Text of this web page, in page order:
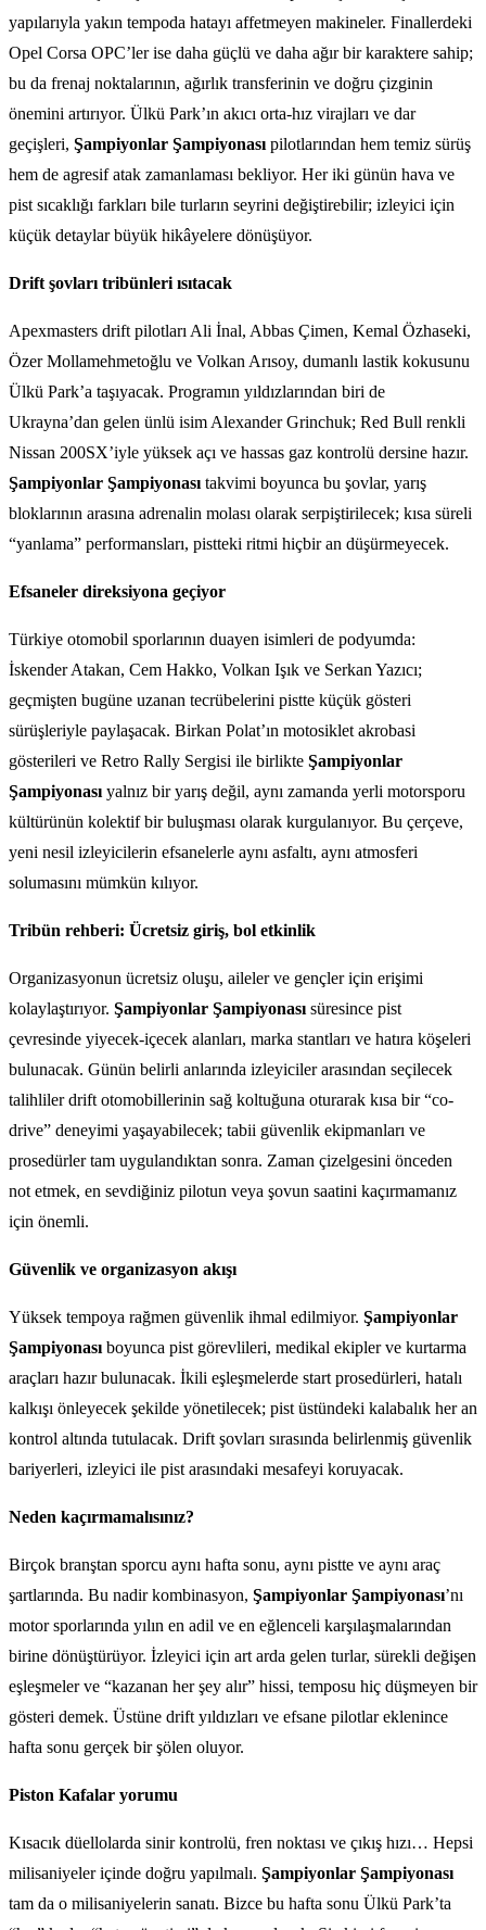
yapılarıyla yakın tempoda hatayı affetmeyen makineler. Finallerdeki
Opel Corsa OPC’ler ise daha güçlü ve daha ağır bir karaktere sahip;
bu da frenaj noktalarının, ağırlık transferinin ve doğru çizginin
önemini artırıyor. Ülkü Park’ın akıcı orta-hız virajları ve dar
geçişleri, Şampiyonlar Şampiyonası pilotlarından hem temiz sürüş
hem de agresif atak zamanlaması bekliyor. Her iki günün hava ve
pist sıcaklığı farkları bile turların seyrini değiştirebilir; izleyici için
küçük detaylar büyük hikâyelere dönüşüyor.
Drift şovları tribünleri ısıtacak
Apexmasters drift pilotları Ali İnal, Abbas Çimen, Kemal Özhaseki,
Özer Mollamehmetoğlu ve Volkan Arısoy, dumanlı lastik kokusunu
Ülkü Park’a taşıyacak. Programın yıldızlarından biri de
Ukrayna’dan gelen ünlü isim Alexander Grinchuk; Red Bull renkli
Nissan 200SX’iyle yüksek açı ve hassas gaz kontrolü dersine hazır.
Şampiyonlar Şampiyonası takvimi boyunca bu şovlar, yarış
bloklarının arasına adrenalin molası olarak serpiştirilecek; kısa süreli
“yanlama” performansları, pistteki ritmi hiçbir an düşürmeyecek.
Efsaneler direksiyona geçiyor
Türkiye otomobil sporlarının duayen isimleri de podyumda:
İskender Atakan, Cem Hakko, Volkan Işık ve Serkan Yazıcı;
geçmişten bugüne uzanan tecrübelerini pistte küçük gösteri
sürüşleriyle paylaşacak. Birkan Polat’ın motosiklet akrobasi
gösterileri ve Retro Rally Sergisi ile birlikte Şampiyonlar
Şampiyonası yalnız bir yarış değil, aynı zamanda yerli motorsporu
kültürünün kolektif bir buluşması olarak kurgulanıyor. Bu çerçeve,
yeni nesil izleyicilerin efsanelerle aynı asfaltı, aynı atmosferi
solumasını mümkün kılıyor.
Tribün rehberi: Ücretsiz giriş, bol etkinlik
Organizasyonun ücretsiz oluşu, aileler ve gençler için erişimi
kolaylaştırıyor. Şampiyonlar Şampiyonası süresince pist
çevresinde yiyecek-içecek alanları, marka stantları ve hatıra köşeleri
bulunacak. Günün belirli anlarında izleyiciler arasından seçilecek
talihliler drift otomobillerinin sağ koltuğuna oturarak kısa bir “co-
drive” deneyimi yaşayabilecek; tabii güvenlik ekipmanları ve
prosedürler tam uygulandıktan sonra. Zaman çizelgesini önceden
not etmek, en sevdiğiniz pilotun veya şovun saatini kaçırmamanız
için önemli.
Güvenlik ve organizasyon akışı
Yüksek tempoya rağmen güvenlik ihmal edilmiyor. Şampiyonlar
Şampiyonası boyunca pist görevlileri, medikal ekipler ve kurtarma
araçları hazır bulunacak. İkili eşleşmelerde start prosedürleri, hatalı
kalkışı önleyecek şekilde yönetilecek; pist üstündeki kalabalık her an
kontrol altında tutulacak. Drift şovları sırasında belirlenmiş güvenlik
bariyerleri, izleyici ile pist arasındaki mesafeyi koruyacak.
Neden kaçırmamalısınız?
Birçok branştan sporcu aynı hafta sonu, aynı pistte ve aynı araç
şartlarında. Bu nadir kombinasyon, Şampiyonlar Şampiyonası’nı
motor sporlarında yılın en adil ve en eğlenceli karşılaşmalarından
birine dönüştürüyor. İzleyici için art arda gelen turlar, sürekli değişen
eşleşmeler ve “kazanan her şey alır” hissi, temposu hiç düşmeyen bir
gösteri demek. Üstüne drift yıldızları ve efsane pilotlar eklenince
hafta sonu gerçek bir şölen oluyor.
Piston Kafalar yorumu
Kısacık düellolarda sinir kontrolü, fren noktası ve çıkış hızı… Hepsi
milisaniyeler içinde doğru yapılmalı. Şampiyonlar Şampiyonası
tam da o milisaniyelerin sanatı. Bizce bu hafta sonu Ülkü Park’ta